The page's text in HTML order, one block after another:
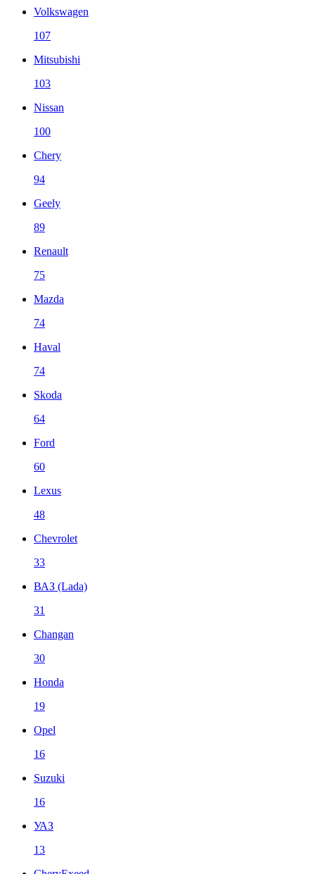
Volkswagen
107
Mitsubishi
103
Nissan
100
Chery
94
Geely
89
Renault
75
Mazda
74
Haval
74
Skoda
64
Ford
60
Lexus
48
Chevrolet
33
ВАЗ (Lada)
31
Changan
30
Honda
19
Opel
16
Suzuki
16
УАЗ
13